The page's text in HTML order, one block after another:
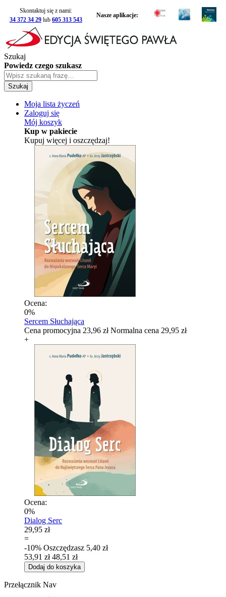
Skontaktuj się z nami:
34 372 34 29 lub 605 313 543
Nasze aplikacje:
Szukaj
Powiedz czego szukasz
Szukaj
Moja lista życzeń
Zaloguj się
Mój koszyk
Kup w pakiecie
Kupuj więcej i oszczędzaj!
Ocena:
0%
Sercem Słuchająca
Cena promocyjna 23,96 zł Normalna cena 29,95 zł
+
Ocena:
0%
Dialog Serc
29,95 zł
=
-10% Oszczędzasz 5,40 zł
53,91 zł 48,51 zł
Dodaj do koszyka
Przełącznik Nav